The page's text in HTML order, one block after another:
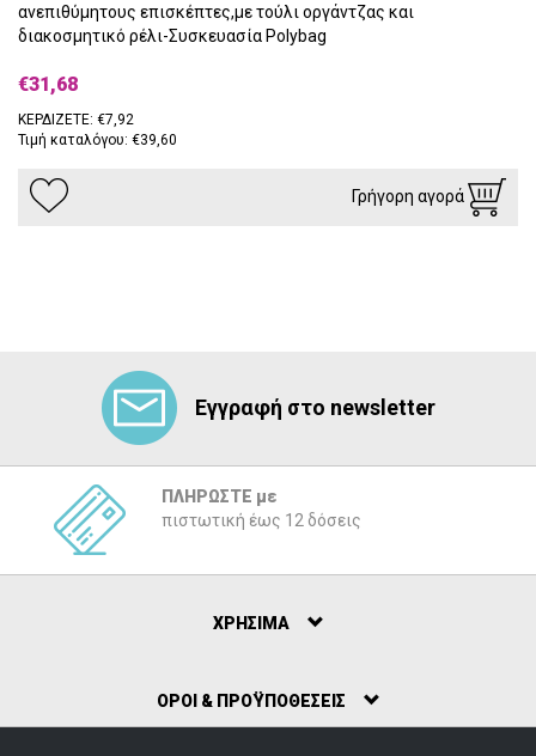
ανεπιθύμητους επισκέπτες,με τούλι οργάντζας και
διακοσμητικό ρέλι-Συσκευασία Polybag
€31,68
ΚΕΡΔΙΖΕΤΕ: €7,92
Τιμή καταλόγου: €39,60
Γρήγορη αγορά
Εγγραφή στο newsletter
ΠΛΗΡΩΣΤΕ με
πιστωτική έως 12 δόσεις
ΧΡΗΣΙΜΑ
ΟΡΟΙ & ΠΡΟΫΠΟΘΕΣΕΙΣ